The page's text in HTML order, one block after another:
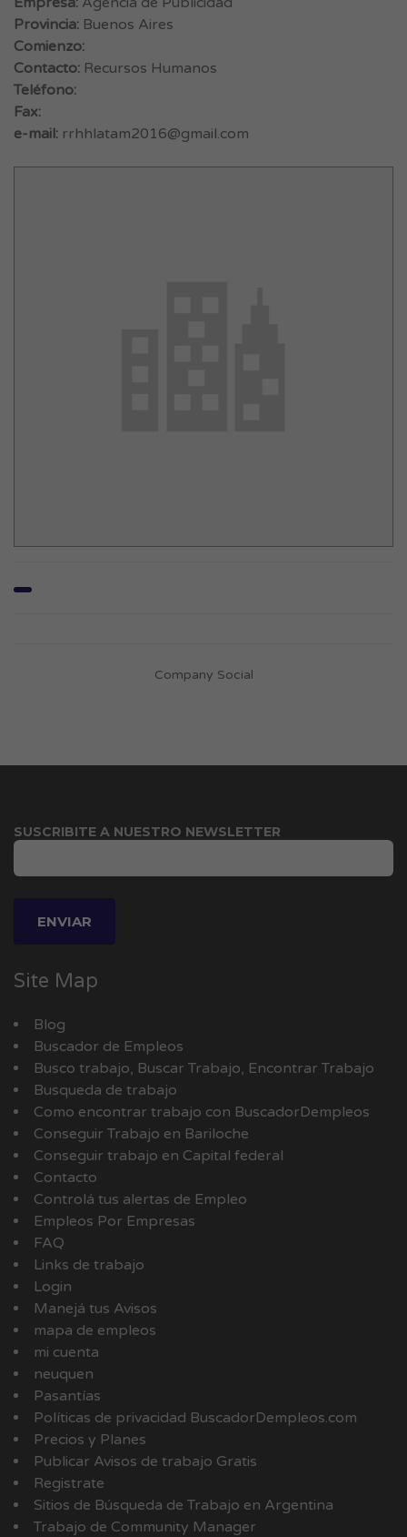
Provincia: Buenos Aires
Comienzo:
Contacto: Recursos Humanos
Teléfono:
Fax:
e-mail: rrhhlatam2016@gmail.com
Company Social
SUSCRIBITE A NUESTRO NEWSLETTER
Site Map
Blog
Buscador de Empleos
Busco trabajo, Buscar Trabajo, Encontrar Trabajo
Busqueda de trabajo
Como encontrar trabajo con BuscadorDempleos
Conseguir Trabajo en Bariloche
Conseguir trabajo en Capital federal
Contacto
Controlá tus alertas de Empleo
Empleos Por Empresas
FAQ
Links de trabajo
Login
Manejá tus Avisos
mapa de empleos
mi cuenta
neuquen
Pasantías
Políticas de privacidad BuscadorDempleos.com
Precios y Planes
Publicar Avisos de trabajo Gratis
Registrate
Sitios de Búsqueda de Trabajo en Argentina
Trabajo de Community Manager